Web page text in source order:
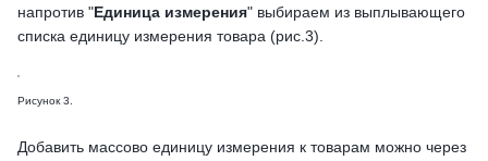
напротив "Единица измерения" выбираем из выплывающего
списка единицу измерения товара (рис.3).
Рисунок 3.
Добавить массово единицу измерения к товарам можно через